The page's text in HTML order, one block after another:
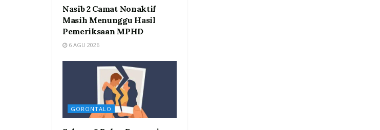
Nasib 2 Camat Nonaktif
Masih Menunggu Hasil
Pemeriksaan MPHD
6 AGU 2026
GORONTALO